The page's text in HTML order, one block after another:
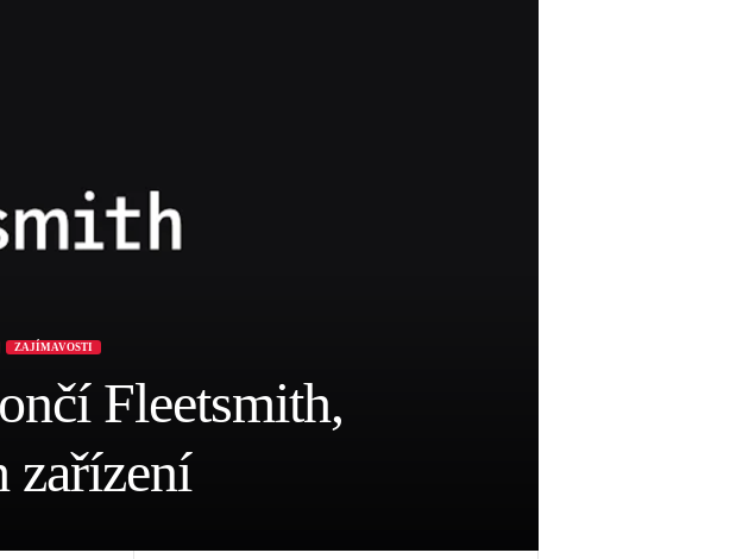
ZAJÍMAVOSTI
Fleetsmith,
zařízení